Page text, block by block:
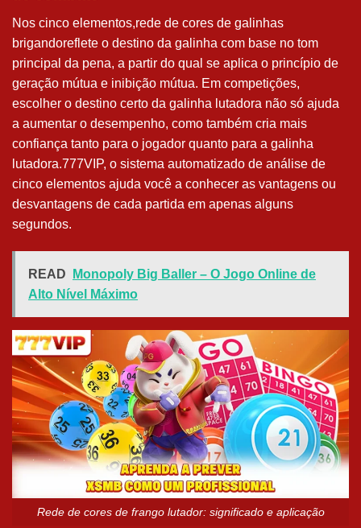
Nos cinco elementos,rede de cores de galinhas
brigandoreflete o destino da galinha com base no tom
principal da pena, a partir do qual se aplica o princípio de
geração mútua e inibição mútua. Em competições,
escolher o destino certo da galinha lutadora não só ajuda
a aumentar o desempenho, como também cria mais
confiança tanto para o jogador quanto para a galinha
lutadora.777VIP, o sistema automatizado de análise de
cinco elementos ajuda você a conhecer as vantagens ou
desvantagens de cada partida em apenas alguns
segundos.
READ
Monopoly Big Baller – O Jogo Online de
Alto Nível Máximo
Rede de cores de frango lutador: significado e aplicação